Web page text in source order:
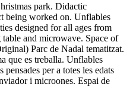
park. Didactic
being worked on. Unflables
designed for all ages from
and microwave. Space of
Parc de Nadal tematitzat.
que es treballa. Unflables
per a totes les edats
i microones. Espai de